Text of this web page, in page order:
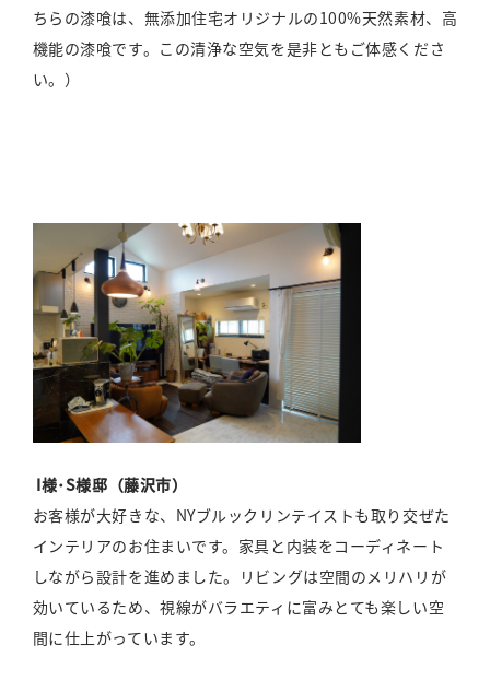
ちらの漆喰は、無添加住宅オリジナルの100%天然素材、高
機能の漆喰です。この清浄な空気を是非ともご体感くださ
い。）
I様･S様邸（藤沢市）
お客様が大好きな、NYブルックリンテイストも取り交ぜた
インテリアのお住まいです。家具と内装をコーディネート
しながら設計を進めました。リビングは空間のメリハリが
効いているため、視線がバラエティに富みとても楽しい空
間に仕上がっています。